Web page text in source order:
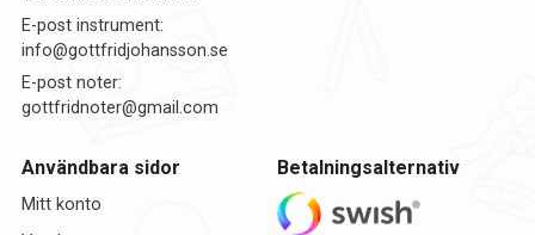
E-post instrument:
info@gottfridjohansson.se
E-post noter:
gottfridnoter@gmail.com
Användbara sidor
Mitt konto
Betalningsalternativ